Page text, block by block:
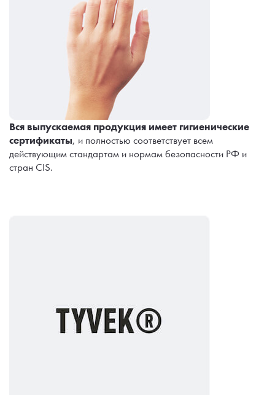
Вся выпускаемая продукция имеет гигиенические
сертификаты, и полностью соответствует всем
действующим стандартам и нормам безопасности РФ и
стран CIS.